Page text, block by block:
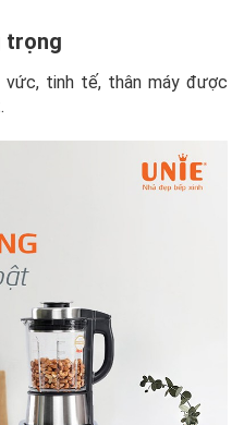
trọng
vức, tinh tế, thân máy được